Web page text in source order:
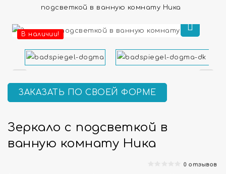
подсветкой в ванную комнату Ника
В наличии!
ЗАКАЗАТЬ ПО СВОЕЙ ФОРМЕ
Зеркало с подсветкой в
ванную комнату Ника
0 отзывов